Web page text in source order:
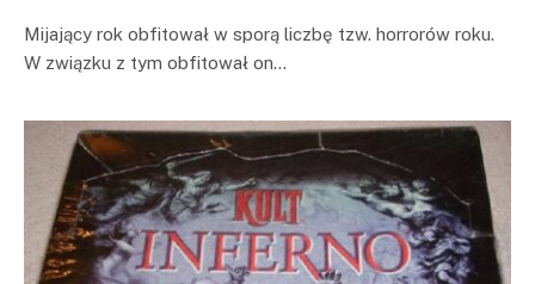
Mijający rok obfitował w sporą liczbę tzw. horrorów roku.
W związku z tym obfitował on…